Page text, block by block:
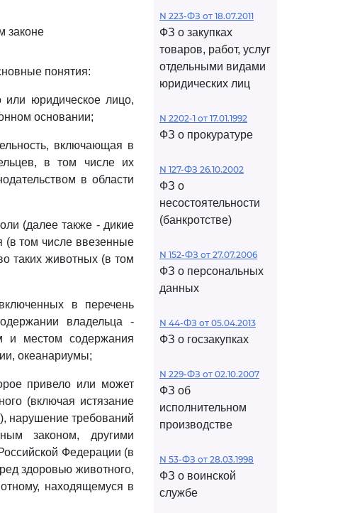
законе
понятия:
или юридическое лицо,
основании;
включающая в
в том числе их
в области
(далее также - дикие
(в том числе ввезенные
таких животных (в том
в перечень
владельца -
и местом содержания
океанариумы;
привело или может
(включая истязание
нарушение требований
законом, другими
Федерации (в
здоровью животного,
находящемуся в
N 223-ФЗ от 18.07.2011
ФЗ о закупках
товаров, работ, услуг
отдельными видами
юридических лиц
N 2202-1 от 17.01.1992
ФЗ о прокуратуре
N 127-ФЗ 26.10.2002
ФЗ о
несостоятельности
(банкротстве)
N 152-ФЗ от 27.07.2006
ФЗ о персональных
данных
N 44-ФЗ от 05.04.2013
ФЗ о госзакупках
N 229-ФЗ от 02.10.2007
ФЗ об
исполнительном
производстве
N 53-ФЗ от 28.03.1998
ФЗ о воинской
службе